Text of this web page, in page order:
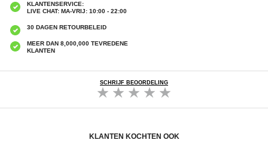
KLANTENSERVICE:
LIVE CHAT: MA-VRIJ: 10:00 - 22:00
30 DAGEN RETOURBELEID
MEER DAN 8,000,000 TEVREDENE
KLANTEN
SCHRIJF BEOORDELING
KLANTEN KOCHTEN OOK